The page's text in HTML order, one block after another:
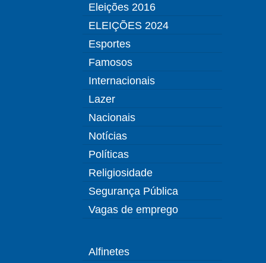
Eleições 2016
ELEIÇÕES 2024
Esportes
Famosos
Internacionais
Lazer
Nacionais
Notícias
Políticas
Religiosidade
Segurança Pública
Vagas de emprego
Alfinetes